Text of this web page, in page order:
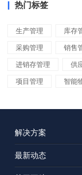
热门标签
生产管理 库存
采购管理 销售
进销存管理 供
项目管理 智能
解决方案
最新动态